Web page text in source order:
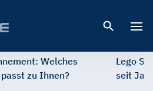
Welches
zu Ihnen?
Lego
seit